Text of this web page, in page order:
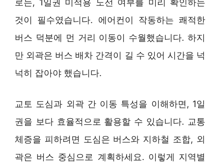
로는, 1일권 미적용 노선 여부를 미리 확인하는
것이 필수였습니다. 에어컨이 작동하는 쾌적한
버스 덕분에 먼 거리 이동이 수월했습니다. 하지
만 외곽은 버스 배차 간격이 길 수 있어 시간을 넉
넉히 잡아야 했습니다.
교토 도심과 외곽 간 이동 특성을 이해하면, 1일
권을 보다 효율적으로 활용할 수 있습니다. 교통
체증을 피하려면 도심은 버스와 지하철 조합, 외
곽은 버스 중심으로 계획하세요. 이렇게 지역별